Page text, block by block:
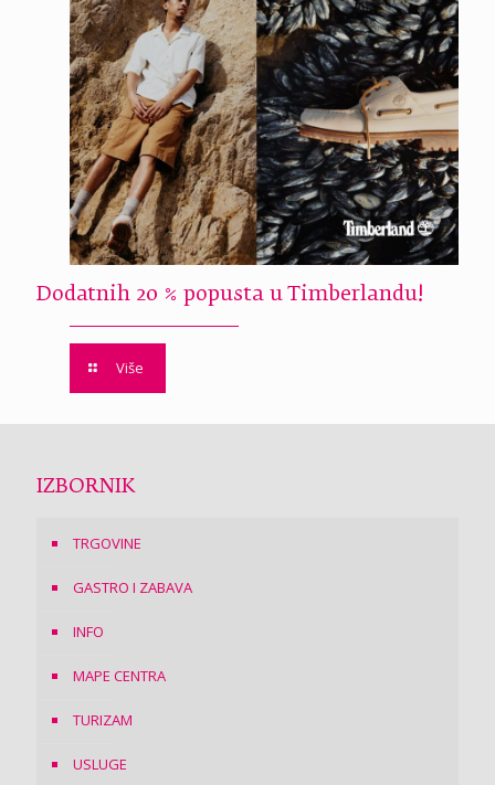
Dodatnih 20 % popusta u Timberlandu!
Više
IZBORNIK
TRGOVINE
GASTRO I ZABAVA
INFO
MAPE CENTRA
TURIZAM
USLUGE